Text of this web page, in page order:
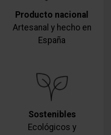
Producto nacional
Artesanal y hecho en
España
Sostenibles
Ecológicos y